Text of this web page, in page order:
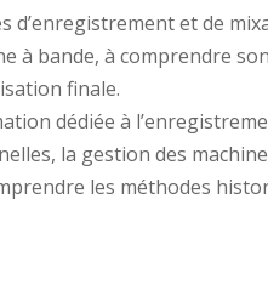
et de
bande, à comprendre
finale.
dédiée à
la gestion des
les méthodes